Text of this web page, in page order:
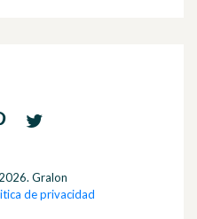
Gralon
de privacidad